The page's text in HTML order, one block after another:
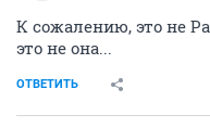
К сожалению, это не
это не она...
ОТВЕТИТЬ